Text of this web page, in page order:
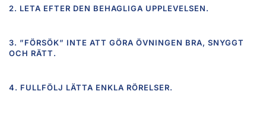
2. LETA EFTER DEN BEHAGLIGA UPPLEVELSEN.
3. ”FÖRSÖK” INTE ATT GÖRA ÖVNINGEN BRA, SNYGGT
OCH RÄTT.
4. FULLFÖLJ LÄTTA ENKLA RÖRELSER.